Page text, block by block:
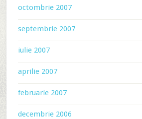
octombrie 2007
septembrie 2007
iulie 2007
aprilie 2007
februarie 2007
decembrie 2006